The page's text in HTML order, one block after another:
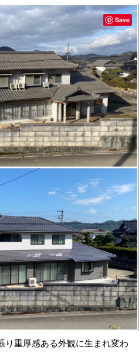
り重厚感ある外観に生まれ変わ
Save